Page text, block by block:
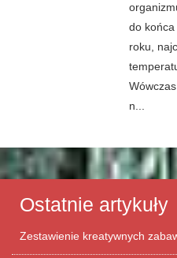
do
roku,
n...
Ostatnie artykuły
Zestawienie kreatywnych